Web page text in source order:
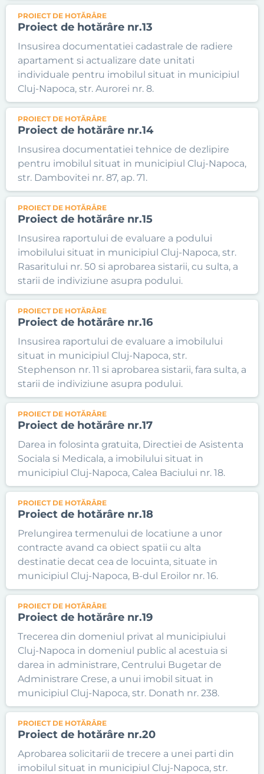
PROIECT DE HOTĂRÂRE
Proiect de hotărâre nr.13
Insusirea documentatiei cadastrale de radiere
apartament si actualizare date unitati
individuale pentru imobilul situat in municipiul
Cluj-Napoca, str. Aurorei nr. 8.
PROIECT DE HOTĂRÂRE
Proiect de hotărâre nr.14
Insusirea documentatiei tehnice de dezlipire
pentru imobilul situat in municipiul Cluj-Napoca,
str. Dambovitei nr. 87, ap. 71.
PROIECT DE HOTĂRÂRE
Proiect de hotărâre nr.15
Insusirea raportului de evaluare a podului
imobilului situat in municipiul Cluj-Napoca, str.
Rasaritului nr. 50 si aprobarea sistarii, cu sulta, a
starii de indiviziune asupra podului.
PROIECT DE HOTĂRÂRE
Proiect de hotărâre nr.16
Insusirea raportului de evaluare a imobilului
situat in municipiul Cluj-Napoca, str.
Stephenson nr. 11 si aprobarea sistarii, fara sulta, a
starii de indiviziune asupra podului.
PROIECT DE HOTĂRÂRE
Proiect de hotărâre nr.17
Darea in folosinta gratuita, Directiei de Asistenta
Sociala si Medicala, a imobilului situat in
municipiul Cluj-Napoca, Calea Baciului nr. 18.
PROIECT DE HOTĂRÂRE
Proiect de hotărâre nr.18
Prelungirea termenului de locatiune a unor
contracte avand ca obiect spatii cu alta
destinatie decat cea de locuinta, situate in
municipiul Cluj-Napoca, B-dul Eroilor nr. 16.
PROIECT DE HOTĂRÂRE
Proiect de hotărâre nr.19
Trecerea din domeniul privat al municipiului
Cluj-Napoca in domeniul public al acestuia si
darea in administrare, Centrului Bugetar de
Administrare Crese, a unui imobil situat in
municipiul Cluj-Napoca, str. Donath nr. 238.
PROIECT DE HOTĂRÂRE
Proiect de hotărâre nr.20
Aprobarea solicitarii de trecere a unei parti din
imobilul situat in municipiul Cluj-Napoca, str.